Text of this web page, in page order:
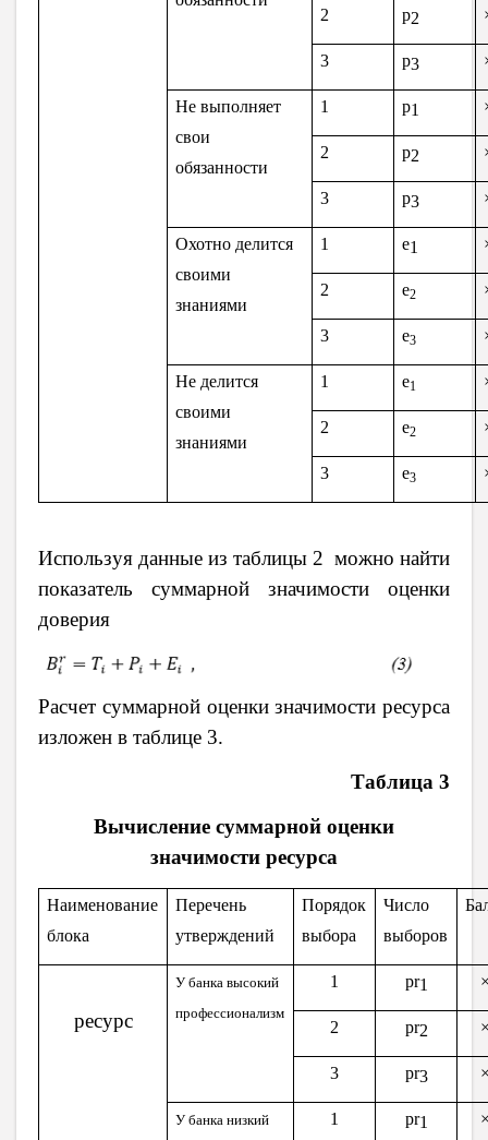
2
p2
3 p3
Не выполняет
свои
обязанности
1 p1
2 p2
3 p3
Охотно делится
своими
знаниями
1 e1
2 e2
3 e3
Не делится
своими
знаниями
1 e1
2 e2
3 e3
Используя данные из таблицы 2 можно найти
показатель суммарной значимости оценки
доверия
Расчет суммарной оценки значимости ресурса
изложен в таблице 3.
Таблица 3
Вычисление суммарной оценки
значимости ресурса
Наименование
блока
Перечень
утверждений
Порядок
выбора
Число
выборов
ресурс
У банка высокий
профессионализм
1 pr1
2 pr2
3 pr3
У банка низкий
1 pr1